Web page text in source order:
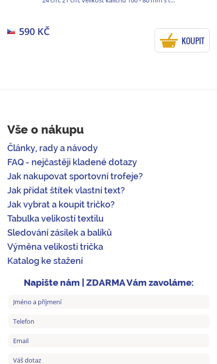
590 KČ
KOUPIT
Vše o nákupu
Články, rady a návody
FAQ - nejčastěji kladené dotazy
Jak nakupovat sportovní trofeje?
Jak přidat štítek vlastní text?
Jak vybrat a koupit tričko?
Tabulka velikostí textilu
Sledování zásilek a balíků
Výměna velikosti trička
Katalog ke stažení
Napište nám | ZDARMA Vám zavoláme: